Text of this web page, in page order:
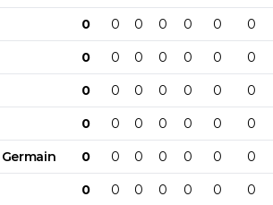
0 0 0 0 0 0 0
0 0 0 0 0 0 0
0 0 0 0 0 0 0
0 0 0 0 0 0 0
Germain 0 0 0 0 0 0 0
0 0 0 0 0 0 0